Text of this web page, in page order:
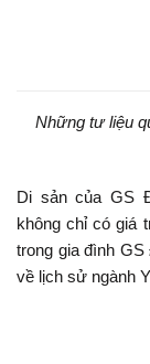
Nhữngtư liệu
Di sản của GS
không chỉ có giá
trong gia đình GS
về lịch sử ngành